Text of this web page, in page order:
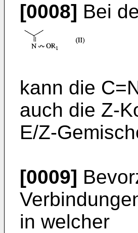
[0008] Bei
kann die
auch die Z-
E/Z-
[0009]
in welcher